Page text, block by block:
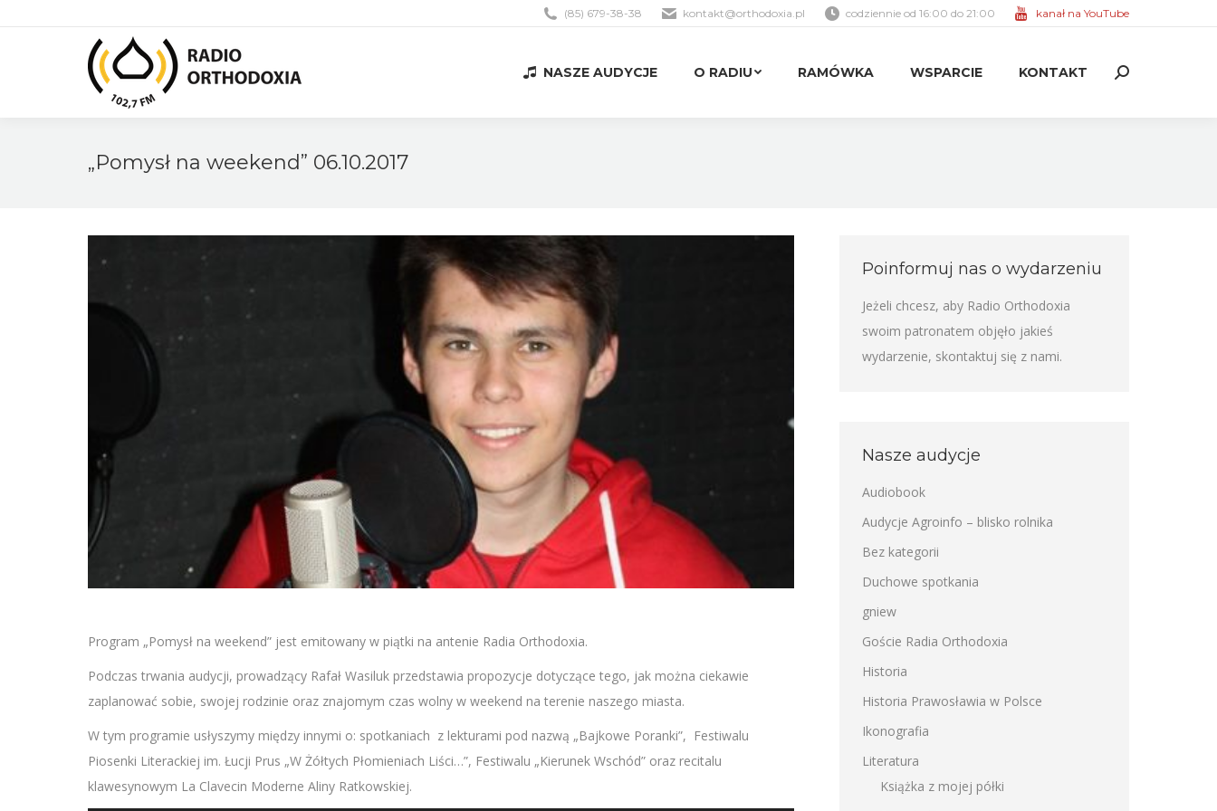
(85) 679-38-38 kontakt@orthodoxia.pl codziennie od 16:00 do 21:00 kanał na YouTube
NASZE AUDYCJE O RADIU RAMÓWKA WSPARCIE KONTAKT Search:
„Pomysł na weekend” 06.10.2017
Program „Pomysł na weekend” jest emitowany w piątki na antenie Radia Orthodoxia.
Podczas trwania audycji, prowadzący Rafał Wasiluk przedstawia propozycje dotyczące tego, jak można ciekawie
zaplanować sobie, swojej rodzinie oraz znajomym czas wolny w weekend na terenie naszego miasta.
W tym programie usłyszymy między innymi o: spotkaniach z lekturami pod nazwą „Bajkowe Poranki”, Festiwalu
Piosenki Literackiej im. Łucji Prus „W Żółtych Płomieniach Liści…”, Festiwalu „Kierunek Wschód” oraz recitalu
klawesynowym La Clavecin Moderne Aliny Ratkowskiej.
Poinformuj nas o wydarzeniu
Jeżeli chcesz, aby Radio Orthodoxia
swoim patronatem objęło jakieś
wydarzenie, skontaktuj się z nami.
Nasze audycje
Audiobook
Audycje Agroinfo – blisko rolnika
Bez kategorii
Duchowe spotkania
gniew
Goście Radia Orthodoxia
Historia
Historia Prawosławia w Polsce
Ikonografia
Literatura
Książka z mojej półki